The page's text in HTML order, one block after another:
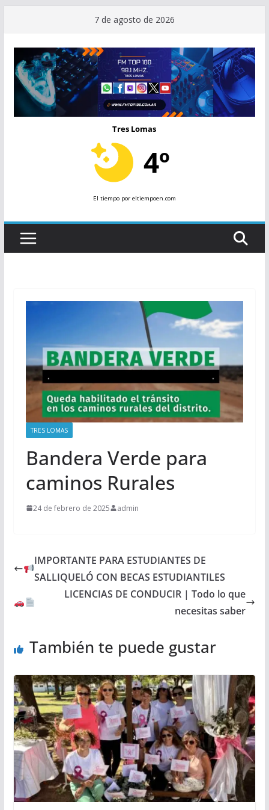
contenido
7 de agosto de 2026
Tres Lomas
4º
El tiempopor eltiempoen.com
TRES LOMAS
Bandera Verde para
caminos Rurales
24 de febrero de 2025 admin
IMPORTANTE PARA ESTUDIANTES DE
SALLIQUELÓ CON BECAS ESTUDIANTILES
LICENCIAS DE CONDUCIR | Todo lo que
necesitas saber
También te puede gustar